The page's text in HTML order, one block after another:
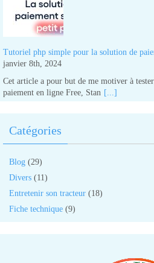
Tutoriel php simple pour la solution de
janvier 8th, 2024
Cet article a pour but de me motiver à
paiement en ligne Free, Stan [...]
Catégories
Blog (29)
Divers (11)
Entretenir son tracteur (18)
Fiche technique (9)